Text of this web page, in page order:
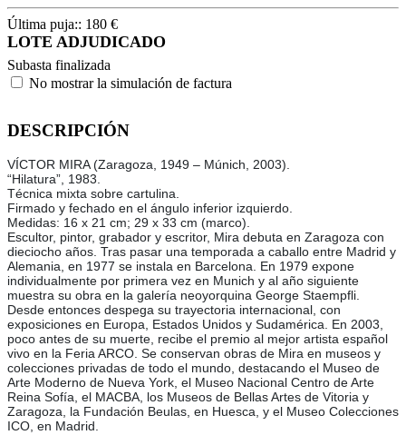
Última puja:: 180 €
LOTE ADJUDICADO
Subasta finalizada
No mostrar la simulación de factura
DESCRIPCIÓN
VÍCTOR MIRA (Zaragoza, 1949 – Múnich, 2003).
“Hilatura”, 1983.
Técnica mixta sobre cartulina.
Firmado y fechado en el ángulo inferior izquierdo.
Medidas: 16 x 21 cm; 29 x 33 cm (marco).
Escultor, pintor, grabador y escritor, Mira debuta en Zaragoza con
dieciocho años. Tras pasar una temporada a caballo entre Madrid y
Alemania, en 1977 se instala en Barcelona. En 1979 expone
individualmente por primera vez en Munich y al año siguiente
muestra su obra en la galería neoyorquina George Staempfli.
Desde entonces despega su trayectoria internacional, con
exposiciones en Europa, Estados Unidos y Sudamérica. En 2003,
poco antes de su muerte, recibe el premio al mejor artista español
vivo en la Feria ARCO. Se conservan obras de Mira en museos y
colecciones privadas de todo el mundo, destacando el Museo de
Arte Moderno de Nueva York, el Museo Nacional Centro de Arte
Reina Sofía, el MACBA, los Museos de Bellas Artes de Vitoria y
Zaragoza, la Fundación Beulas, en Huesca, y el Museo Colecciones
ICO, en Madrid.